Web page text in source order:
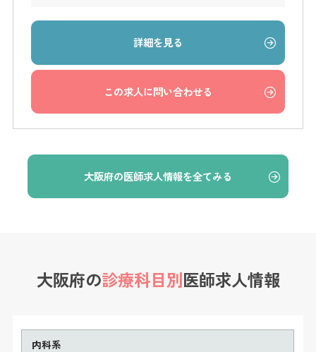
詳細を見る
この求人に問い合わせる
大阪府の医師求人情報を全てみる
大阪府の診療科目別医師求人情報
内科系